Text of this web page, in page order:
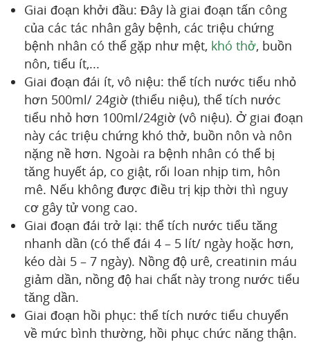
Giai đoạn khởi đầu: Đây là giai đoạn tấn công
của các tác nhân gây bệnh, các triệu chứng
bệnh nhân có thể gặp như mệt, khó thở, buồn
nôn, tiểu ít,...
Giai đoạn đái ít, vô niệu: thể tích nước tiểu nhỏ
hơn 500ml/ 24giờ (thiểu niệu), thể tích nước
tiểu nhỏ hơn 100ml/24giờ (vô niệu). Ở giai đoạn
này các triệu chứng khó thở, buồn nôn và nôn
nặng nề hơn. Ngoài ra bệnh nhân có thể bị
tăng huyết áp, co giật, rối loan nhịp tim, hôn
mê. Nếu không được điều trị kịp thời thì nguy
cơ gây tử vong cao.
Giai đoạn đái trở lại: thể tích nước tiểu tăng
nhanh dần (có thể đái 4 – 5 lít/ ngày hoặc hơn,
kéo dài 5 – 7 ngày). Nồng độ urê, creatinin máu
giảm dần, nồng độ hai chất này trong nước tiểu
tăng dần.
Giai đoạn hồi phục: thể tích nước tiểu chuyển
về mức bình thường, hồi phục chức năng thận.